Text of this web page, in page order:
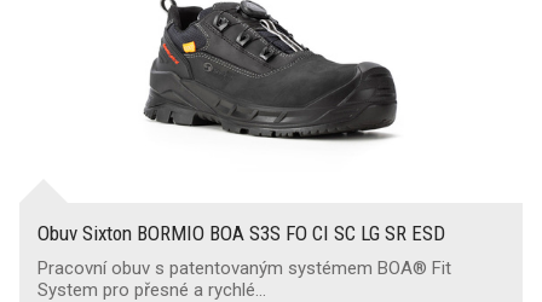
Obuv Sixton BORMIO BOA S3S FO CI SC LG SR ESD
Pracovní obuv s patentovaným systémem BOA® Fit
System pro přesné a rychlé…